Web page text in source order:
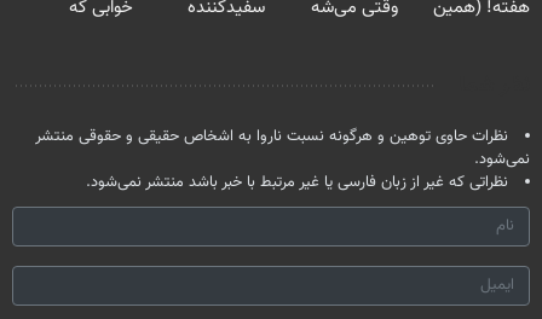
هفته! (همین
وقتی می‌شه
سفیدکننده
خوابی که
نظرات حاوی توهین و هرگونه نسبت ناروا به اشخاص حقیقی و حقوقی منتشر
نمی‌شود.
نظراتی که غیر از زبان فارسی یا غیر مرتبط با خبر باشد منتشر نمی‌شود.